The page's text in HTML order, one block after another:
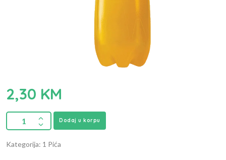
2,30 KM
Dodaj u korpu
Kategorija: 1 Pića